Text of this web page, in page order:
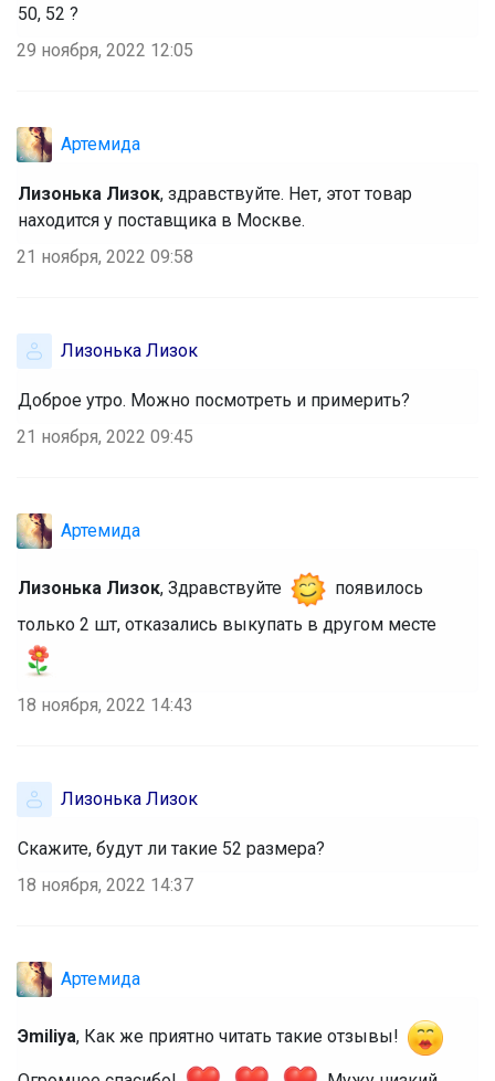
50, 52 ?
29 ноября, 2022 12:05
Артемида
Лизонька Лизок, здравствуйте. Нет, этот товар
находится у поставщика в Москве.
21 ноября, 2022 09:58
Лизонька Лизок
Доброе утро. Можно посмотреть и примерить?
21 ноября, 2022 09:45
Артемида
Лизонька Лизок, Здравствуйте
появилось
только 2 шт, отказались выкупать в другом месте
18 ноября, 2022 14:43
Лизонька Лизок
Скажите, будут ли такие 52 размера?
18 ноября, 2022 14:37
Артемида
Эmiliya, Как же приятно читать такие отзывы!